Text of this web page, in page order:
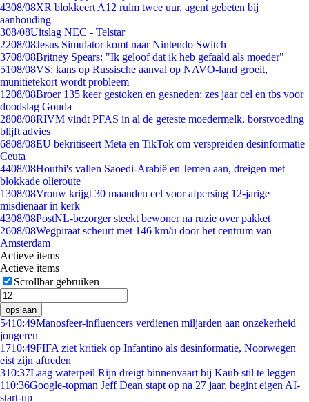
4308/08XR blokkeert A12 ruim twee uur, agent gebeten bij
aanhouding
308/08Uitslag NEC - Telstar
2208/08Jesus Simulator komt naar Nintendo Switch
3708/08Britney Spears: "Ik geloof dat ik heb gefaald als moeder"
5108/08VS: kans op Russische aanval op NAVO-land groeit,
munitietekort wordt probleem
1208/08Broer 135 keer gestoken en gesneden: zes jaar cel en tbs voor
doodslag Gouda
2808/08RIVM vindt PFAS in al de geteste moedermelk, borstvoeding
blijft advies
6808/08EU bekritiseert Meta en TikTok om verspreiden desinformatie
Ceuta
4408/08Houthi's vallen Saoedi-Arabië en Jemen aan, dreigen met
blokkade olieroute
1308/08Vrouw krijgt 30 maanden cel voor afpersing 12-jarige
misdienaar in kerk
4308/08PostNL-bezorger steekt bewoner na ruzie over pakket
2608/08Wegpiraat scheurt met 146 km/u door het centrum van
Amsterdam
Actieve items
Actieve items
Scrollbar gebruiken
opslaan
5410:49Manosfeer-influencers verdienen miljarden aan onzekerheid
jongeren
1710:49FIFA ziet kritiek op Infantino als desinformatie, Noorwegen
eist zijn aftreden
310:37Laag waterpeil Rijn dreigt binnenvaart bij Kaub stil te leggen
110:36Google-topman Jeff Dean stapt op na 27 jaar, begint eigen AI-
start-up